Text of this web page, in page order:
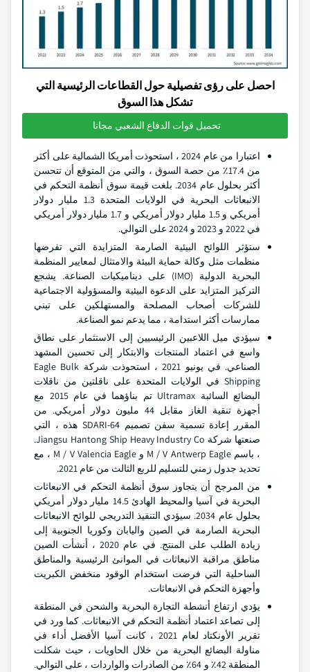
احصل على رؤى تفصيلية حول القطاعات الرئيسية التي
تشكل هذا السوق
تحميل قوات الدفاع الشعبي مجانا
اعتبارا من عام 2024 ، استحوذت أمريكا الشمالية على أكثر
من 17.4٪ من حصة السوق ، والتي من المتوقع أن تتحسن
أكثر بحلول عام 2034. بلغت قيمة سوق أنظمة التحكم في
الانبعاثات البحرية في الولايات المتحدة 1.3 مليار دولار
أمريكي و 1.5 مليار دولار أمريكي و 1.7 مليار دولار أمريكي
في 2022 و 2023 و 2024 على التوالي.
ستؤثر اللوائح البيئية الصارمة المتزايدة التي تفرضها
منظمات مثل وكالة حماية البيئة والامتثال لمعايير المنظمة
البحرية الدولية (IMO) على ديناميكيات الصناعة. يشجع
التركيز المتزايد على الدعوة البيئية والمسؤولية الاجتماعية
للشركات أصحاب المصلحة والمستهلكين على تبني
ممارسات أكثر استدامة ، مما يدعم نمو الصناعة.
سيؤدي ميل اللاعبين الرئيسيين إلى الاستثمار على نطاق
واسع في اعتماد المنتجات والابتكار إلى تحسين المشهد
الصناعي. في يونيو 2021 ، استحوذت شركة Eagle Bulk
Shipping في الولايات المتحدة على ناقلتين من ناقلات
البضائع السائبة Ultramax تم بناؤهما في عام 2015 مع
أجهزة تنقية الغاز مقابل 44 مليون دولار أمريكي. من
المقرر إعادة تسمية سفن تصميم SDARI-64 هذه ، التي
صنعتها شركة Jiangsu Hantong Ship Heavy Industry Co.
، باسم M / V Antwerp Eagle و M / V Valencia Eagle ، مع
تحديد جدول زمني للتسليم للربع الثالث من عام 2021.
من المرجح أن يتجاوز سوق أنظمة التحكم في الانبعاثات
البحرية في آسيا والمحيط الهادئ 14.5 مليار دولار أمريكي
بحلول عام 2034. سيؤدي التنفيذ التدريجي للوائح الانبعاثات
البحرية الصارمة في الصين واليابان وكوريا الجنوبية إلى
زيادة الطلب على المنتج. في عام 2020 ، أنشأت الصين
مناطق مراقبة الانبعاثات في الموانئ الرئيسية والمناطق
الساحلية التي فرضت استخدام الوقود منخفض الكبريت
وأجهزة التحكم في الانبعاثات.
يؤدي ارتفاع أنشطة التجارة البحرية والشحن في المنطقة
إلى تصاعد اعتماد أنظمة التحكم في الانبعاثات. كما ورد في
تقرير الأونكتاد لعام 2021 ، كانت آسيا الأفضل أداء في
مناولة البضائع البحرية من خلال الحاويات ، حيث شكلت
المنطقة 42٪ و 64٪ من الصادرات والواردات ، على التوالي.